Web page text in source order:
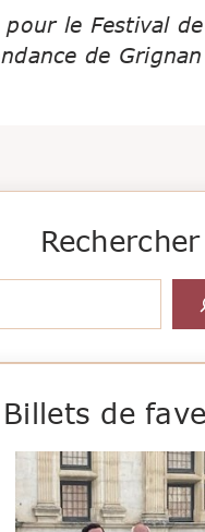
pour le Festival
de Grignan
Rechercher
Billets de